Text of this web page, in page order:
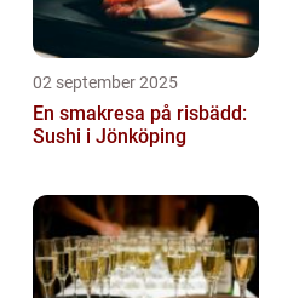
02 september 2025
En smakresa på risbädd:
Sushi i Jönköping